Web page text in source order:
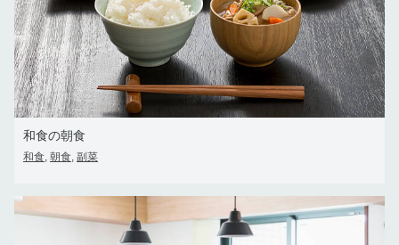
和食の朝食
和食 朝食 副菜